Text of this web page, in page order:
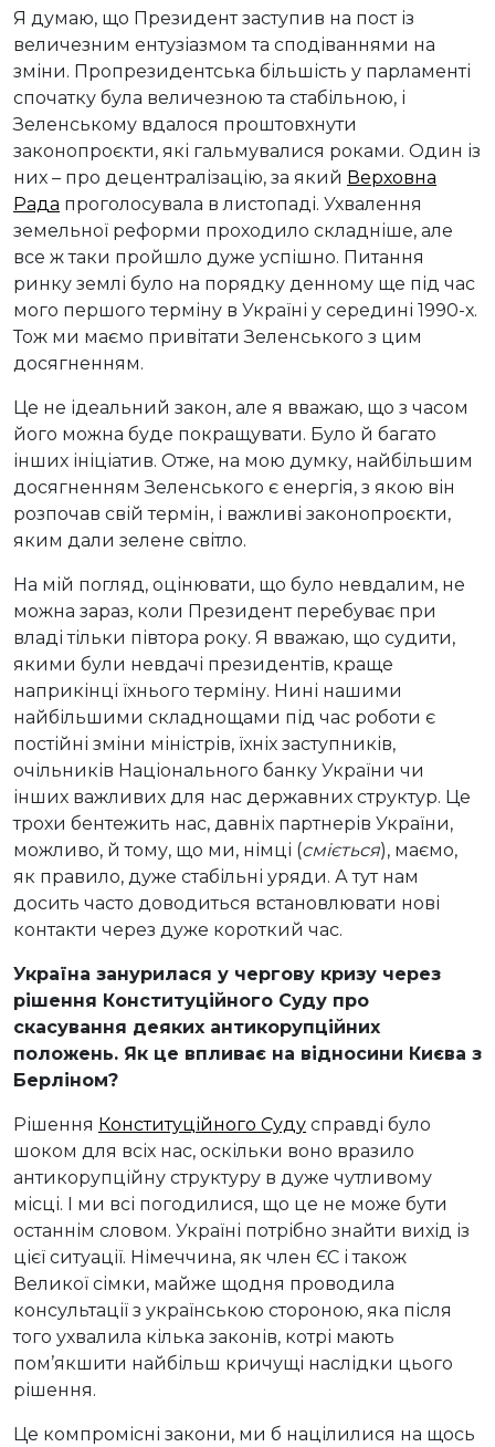
Я думаю, що Президент заступив на пост із
величезним ентузіазмом та сподіваннями на
зміни. Пропрезидентська більшість у парламенті
спочатку була величезною та стабільною, і
Зеленському вдалося проштовхнути
законопроєкти, які гальмувалися роками. Один із
них – про децентралізацію, за який Верховна
Рада проголосувала в листопаді. Ухвалення
земельної реформи проходило складніше, але
все ж таки пройшло дуже успішно. Питання
ринку землі було на порядку денному ще під час
мого першого терміну в Україні у середині 1990-х.
Тож ми маємо привітати Зеленського з цим
досягненням.
Це не ідеальний закон, але я вважаю, що з часом
його можна буде покращувати. Було й багато
інших ініціатив. Отже, на мою думку, найбільшим
досягненням Зеленського є енергія, з якою він
розпочав свій термін, і важливі законопроєкти,
яким дали зелене світло.
На мій погляд, оцінювати, що було невдалим, не
можна зараз, коли Президент перебуває при
владі тільки півтора року. Я вважаю, що судити,
якими були невдачі президентів, краще
наприкінці їхнього терміну. Нині нашими
найбільшими складнощами під час роботи є
постійні зміни міністрів, їхніх заступників,
очільників Національного банку України чи
інших важливих для нас державних структур. Це
трохи бентежить нас, давніх партнерів України,
можливо, й тому, що ми, німці (сміється), маємо,
як правило, дуже стабільні уряди. А тут нам
досить часто доводиться встановлювати нові
контакти через дуже короткий час.
Україна занурилася у чергову кризу через
рішення Конституційного Суду про
скасування деяких антикорупційних
положень. Як це впливає на відносини Києва з
Берліном?
Рішення Конституційного Суду справді було
шоком для всіх нас, оскільки воно вразило
антикорупційну структуру в дуже чутливому
місці. І ми всі погодилися, що це не може бути
останнім словом. Україні потрібно знайти вихід із
цієї ситуації. Німеччина, як член ЄС і також
Великої сімки, майже щодня проводила
консультації з українською стороною, яка після
того ухвалила кілька законів, котрі мають
пом’якшити найбільш кричущі наслідки цього
рішення.
Це компромісні закони, ми б націлилися на щось